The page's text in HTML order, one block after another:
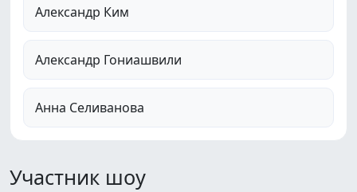
Александр Ким
Александр Гониашвили
Анна Селиванова
Участник шоу